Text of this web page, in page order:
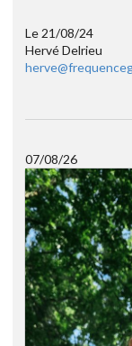
Le 21/08/24
Hervé Delrieu
07/08/26